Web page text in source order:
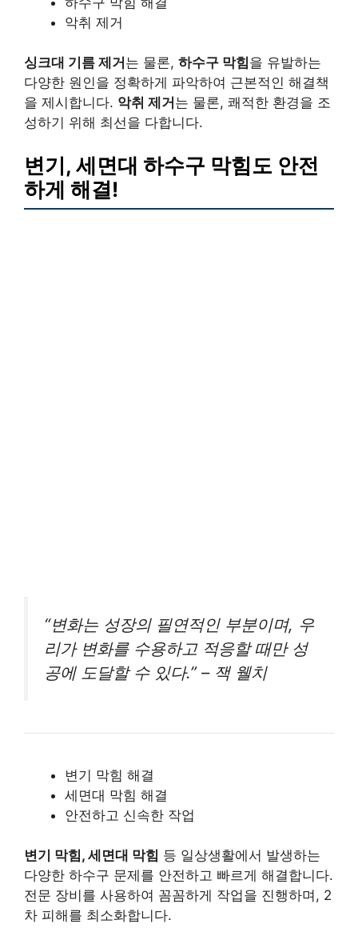
악취 제거
싱크대 기름 제거 는 물론, 하수구 막힘을 유발하는
다양한 원인을 정확하게 파악하여 근본적인 해결책
을 제시합니다. 악취 제거 는 물론, 쾌적한 환경을 조
성하기 위해 최선을 다합니다.
변기, 세면대 하수구 막힘도 안전
하게 해결!
“변화는 성장의 필연적인 부분이며, 우
리가 변화를 수용하고 적응할 때만 성
공에 도달할 수 있다.” – 잭 웰치
변기 막힘 해결
세면대 막힘 해결
안전하고 신속한 작업
변기 막힘, 세면대 막힘 등 일상생활에서 발생하는
다양한 하수구 문제를 안전하고 빠르게 해결합니다.
전문 장비를 사용하여 꼼꼼하게 작업을 진행하며, 2
차 피해를 최소화합니다.